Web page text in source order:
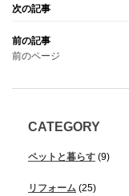
前のページ
CATEGORY
ペットと暮らす (9)
リフォーム (25)